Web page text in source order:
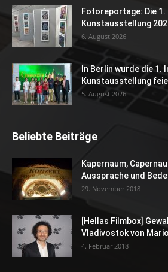
Fotoreportage: Die
Kunstausstellung
6. August 2026
In Berlin wurde die 1.
Kunstausstellung
5. August 2026
Beliebte Beiträge
Kapernaum,
Aussprache und
29. November 2018
[Hellas Filmbox]
Vladivostok von
4. Februar 2018